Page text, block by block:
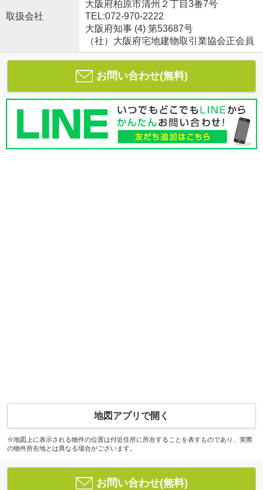
取扱会社
大阪府柏原市清州２丁目3番7号
TEL:072-970-2222
大阪府知事 (4) 第53687号
（社）大阪府宅地建物取引業協会正会員
お問い合わせ(無料)
地図アプリで開く
※地図上に表示される物件の位置は付近住所に所在することを表すものであり、実際
の物件所在地とは異なる場合がございます。
お問い合わせ(無料)